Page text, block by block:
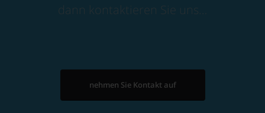
dann kontaktieren Sie uns…
nehmen Sie Kontakt auf